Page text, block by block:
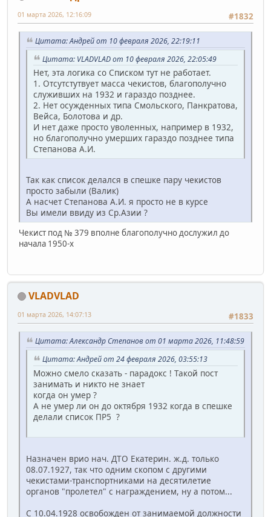
#1832
01 марта 2026, 12:16:09
Цитата: Андрей от 10 февраля 2026, 22:19:11
Цитата: VLADVLAD от 10 февраля 2026, 22:05:49
Нет, эта логика со Списком тут не работает.
1. Отсутстутвует масса чекистов, благополучно
служивших на 1932 и гараздо позднее.
2. Нет осужденных типа Смольского, Панкратова,
Вейса, Болотова и др.
И нет даже просто уволенных, например в 1932,
но благополучно умерших гараздо позднее типа
Степанова А.И.
Так как список делался в спешке пару чекистов
просто забыли (Валик)
А насчет Степанова А.И. я просто не в курсе
Вы имели ввиду из Ср.Азии ?
Чекист под № 379 вполне благополучно дослужил до
начала 1950-х
VLADVLAD
#1833
01 марта 2026, 14:07:13
Цитата: Александр Степанов от 01 марта 2026, 11:48:59
Цитата: Андрей от 24 февраля 2026, 03:55:13
Можно смело сказать - парадокс ! Такой пост
занимать и никто не знает
когда он умер ?
А не умер ли он до октября 1932 когда в спешке
делали список ПР5 ?
Назначен врио нач. ДТО Екатерин. ж.д. только
08.07.1927, так что одним скопом с другими
чекистами-транспортниками на десятилетие
органов "пролетел" с награждением, ну а потом...
С 10.04.1928 освобожден от занимаемой должности